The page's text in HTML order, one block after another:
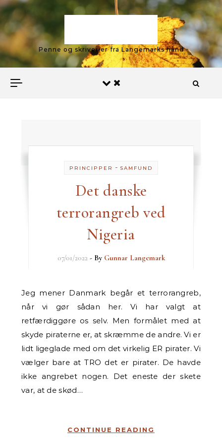
Skip to content
Penne og skriverier fra Langemarks hånd
PRINCIPPER - SAMFUND
Det danske
terrorangreb ved
Nigeria
07/01/2022 - By Gunnar Langemark
Jeg mener Danmark begår et terrorangreb,
når vi gør sådan her. Vi har valgt at
retfærdiggøre os selv. Men formålet med at
skyde piraterne er, at skræmme de andre. Vi er
lidt ligeglade med om det virkelig ER pirater. Vi
vælger bare at TRO det er pirater. De havde
ikke angrebet nogen. Det eneste der skete
var, at de skød…
CONTINUE READING